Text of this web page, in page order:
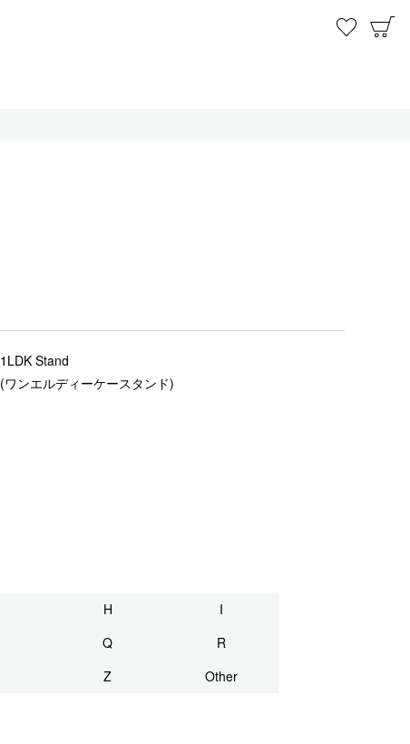
お気に
1LDK Stand
(ワンエルディーケースタンド)
H
I
Q
R
Z Other